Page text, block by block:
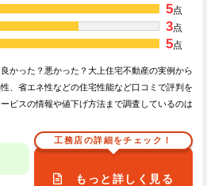
5点
3点
5点
かった？悪かった？大上住宅不動産の実例から
、省エネ性などの住宅性能など口コミで評判を
ビスの情報や値下げ方法まで調査しているのは
工務店の詳細をチェック！
もっと詳しく見る